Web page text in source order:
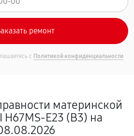
с Политикой конфиденциальности
материнской
H67MS-E23 (B3) на